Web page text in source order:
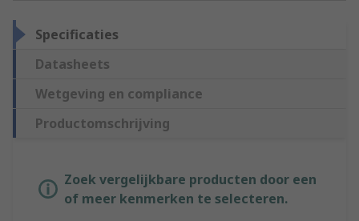
Specificaties
Datasheets
Wetgeving en compliance
Productomschrijving
Zoek vergelijkbare producten door een
of meer kenmerken te selecteren.